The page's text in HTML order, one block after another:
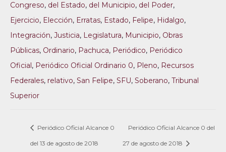
Congreso, del Estado, del Municipio, del Poder,
Ejercicio, Elección, Erratas, Estado, Felipe, Hidalgo,
Integración, Justicia, Legislatura, Municipio, Obras
Públicas, Ordinario, Pachuca, Periódico, Periódico
Oficial, Periódico Oficial Ordinario 0, Pleno, Recursos
Federales, relativo, San Felipe, SFU, Soberano, Tribunal
Superior
Periódico Oficial Alcance 0
del 13 de agosto de 2018
Periódico Oficial Alcance 0 del
27 de agosto de 2018